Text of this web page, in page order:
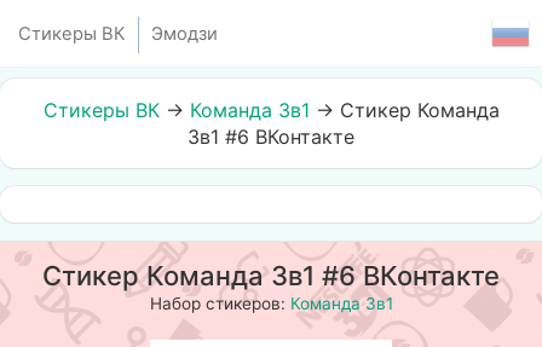
Стикеры ВК Эмодзи
Стикеры ВК→ Команда 3в1 → Стикер Команда
3в1 #6 ВКонтакте
Стикер Команда 3в1 #6 ВКонтакте
Набор стикеров: Команда 3в1